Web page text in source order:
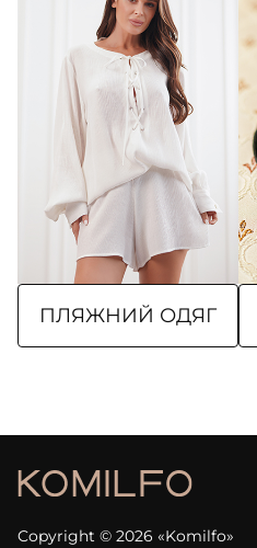
ПЛЯЖНИЙ ОДЯГ
Copyright © 2026 «Komilfo»